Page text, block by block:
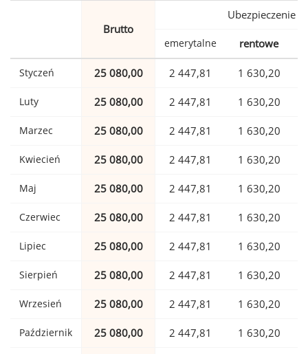
Brutto
Ubezpieczenie
emerytalne rentowe
Styczeń 25 080,00 2 447,81 1 630,20
Luty 25 080,00 2 447,81 1 630,20
Marzec 25 080,00 2 447,81 1 630,20
Kwiecień 25 080,00 2 447,81 1 630,20
Maj 25 080,00 2 447,81 1 630,20
Czerwiec 25 080,00 2 447,81 1 630,20
Lipiec 25 080,00 2 447,81 1 630,20
Sierpień 25 080,00 2 447,81 1 630,20
Wrzesień 25 080,00 2 447,81 1 630,20
Październik 25 080,00 2 447,81 1 630,20